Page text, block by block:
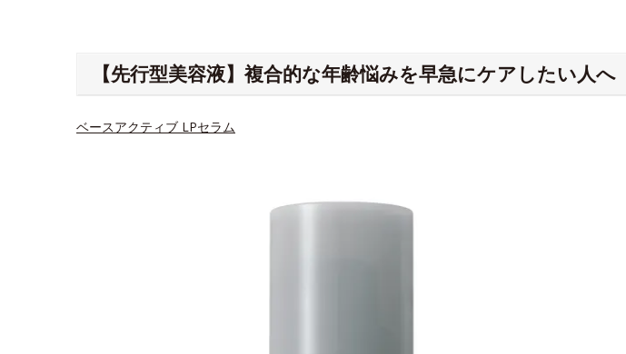
【先行型美容液】複合的な年齢悩みを早急にケアしたい人へ
ベースアクティブ LPセラム